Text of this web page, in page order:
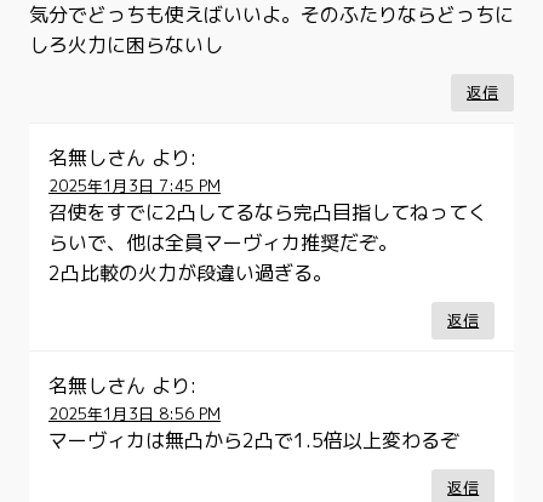
気分でどっちも使えばいいよ。そのふたりならどっちに
しろ火力に困らないし
返信
名無しさん より:
2025年1月3日 7:45 PM
召使をすでに2凸してるなら完凸目指してねってく
らいで、他は全員マーヴィカ推奨だぞ。
2凸比較の火力が段違い過ぎる。
返信
名無しさん より:
2025年1月3日 8:56 PM
マーヴィカは無凸から2凸で1.5倍以上変わるぞ
返信